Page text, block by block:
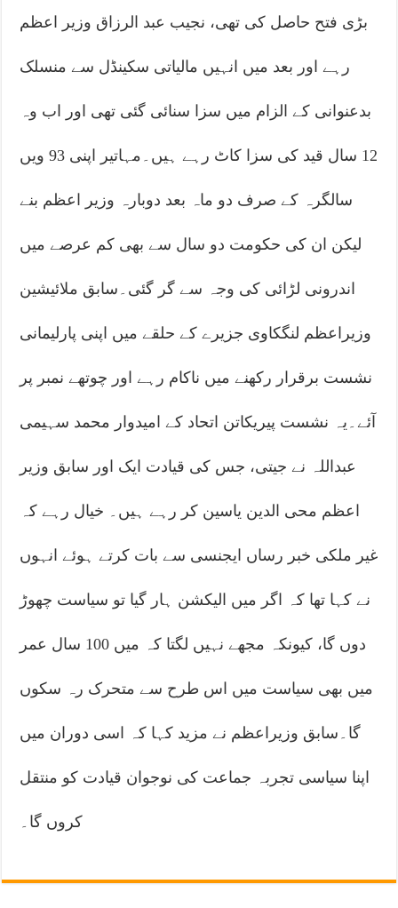
بڑی فتح حاصل کی تھی، نجیب عبد الرزاق وزیر اعظم
رہے اور بعد میں انہیں مالیاتی سکینڈل سے منسلک
بدعنوانی کے الزام میں سزا سنائی گئی تھی اور اب وہ
12 سال قید کی سزا کاٹ رہے ہیں۔مہاتیر اپنی 93 ویں
سالگرہ کے صرف دو ماہ بعد دوبارہ وزیر اعظم بنے
لیکن ان کی حکومت دو سال سے بھی کم عرصے میں
اندرونی لڑائی کی وجہ سے گر گئی۔سابق ملائیشین
وزیراعظم لنگکاوی جزیرے کے حلقے میں اپنی پارلیمانی
نشست برقرار رکھنے میں ناکام رہے اور چوتھے نمبر پر
آئے۔یہ نشست پیریکاتن اتحاد کے امیدوار محمد سہیمی
عبداللہ نے جیتی، جس کی قیادت ایک اور سابق وزیر
اعظم محی الدین یاسین کر رہے ہیں۔ خیال رہے کہ
غیر ملکی خبر رساں ایجنسی سے بات کرتے ہوئے انہوں
نے کہا تھا کہ اگر میں الیکشن ہار گیا تو سیاست چھوڑ
دوں گا، کیونکہ مجھے نہیں لگتا کہ میں 100 سال عمر
میں بھی سیاست میں اس طرح سے متحرک رہ سکوں
گا۔سابق وزیراعظم نے مزید کہا کہ اسی دوران میں
اپنا سیاسی تجربہ جماعت کی نوجوان قیادت کو منتقل
کروں گا۔